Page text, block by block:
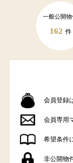
一般公開
162 件
会員登録
会員専用
希望条件
非公開物